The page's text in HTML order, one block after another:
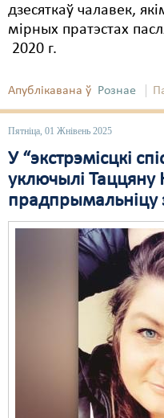
дзесяткаў чалавек,
мірных пратэстах
2020 г.
Апублікавана ў Рознае
Пятніца, 01 Жнівень 2025
У “экстрэмісцкі
уключылі
прадпрымальніцу